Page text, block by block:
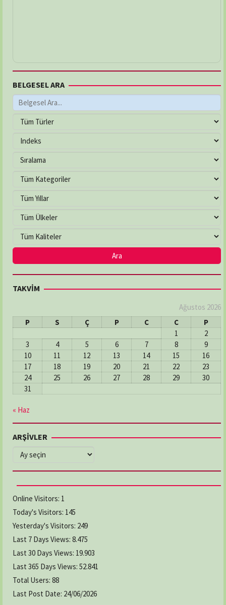
BELGESEL ARA
TAKVİM
Ağustos 2026
P
S Ç P C C
P
1
2
3
4 5 6 7 8
9
10
11 12 13 14 15
16
17
18 19 20 21 22
23
24
25 26 27 28 29
30
31
« Haz
ARŞİVLER
ARŞİVLER
Online Visitors: 1
Today's Visitors: 145
Yesterday's Visitors: 249
Last 7 Days Views: 8.475
Last 30 Days Views: 19.903
Last 365 Days Views: 52.841
Total Users: 88
Last Post Date: 24/06/2026